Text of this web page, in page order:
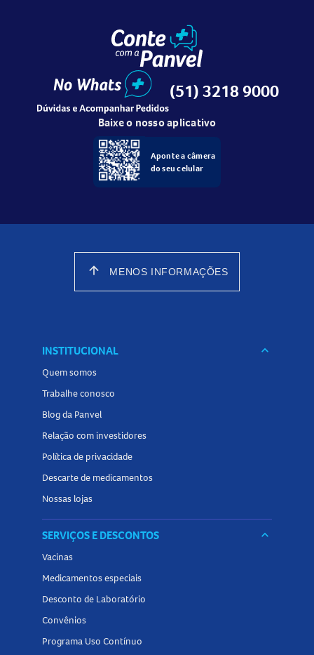
(51) 3218 9000
Baixe o nosso aplicativo
Aponte a câmera
do seu celular
arrow_upward MENOS INFORMAÇÕES
INSTITUCIONAL keyboard_arrow_down
Quem somos
Trabalhe conosco
Blog da Panvel
Relação com investidores
Política de privacidade
Descarte de medicamentos
Nossas lojas
SERVIÇOS E DESCONTOS keyboard_arrow_down
Vacinas
Medicamentos especiais
Desconto de Laboratório
Convênios
Programa Uso Contínuo